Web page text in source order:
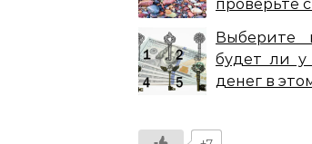
проверьте
Выберите
будет ли у
денег в